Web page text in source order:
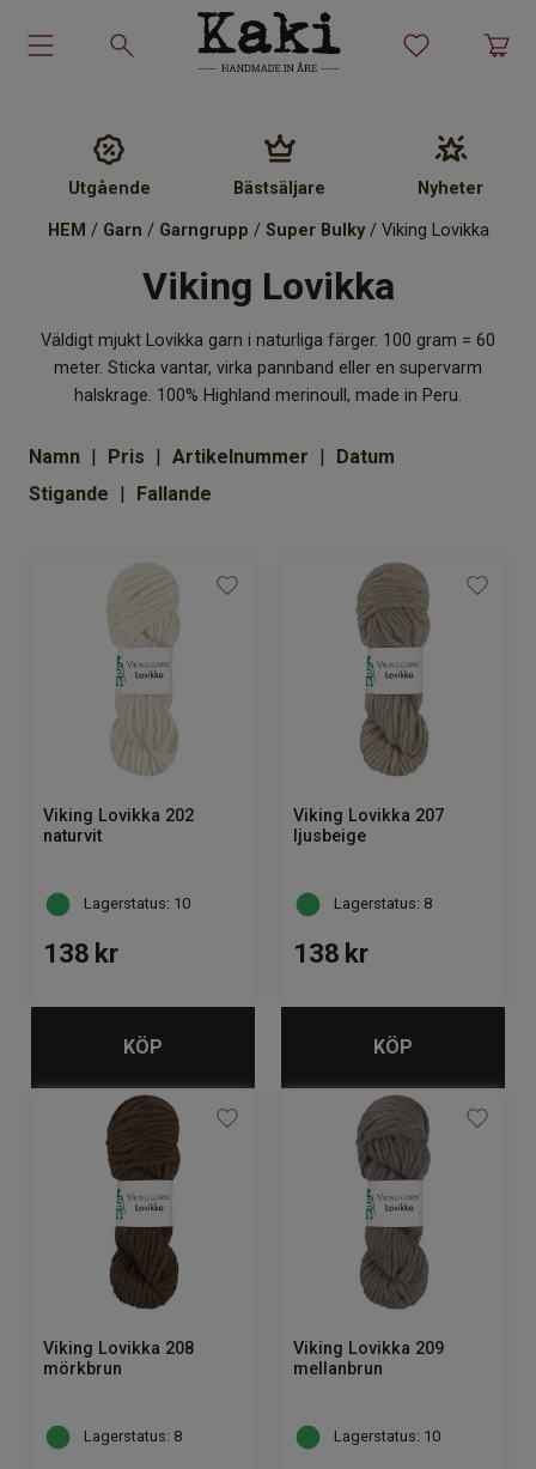
Garn
Stickmönster
Ullprodukter
Kakiskolan
Utgående Bästsäljare Nyheter
HEM / Garn / Garngrupp / Super Bulky/ Viking Lovikka
Viking Lovikka
Väldigt mjukt Lovikka garn i naturliga färger. 100 gram = 60
meter. Sticka vantar, virka pannband eller en supervarm
halskrage. 100% Highland merinoull, made in Peru.
Namn Pris Artikelnummer
Datum
Stigande
Fallande
Viking Lovikka 202
naturvit
Lagerstatus: 10
138 kr
KÖP
Viking Lovikka 207
ljusbeige
Lagerstatus: 8
138 kr
KÖP
Viking Lovikka 208
mörkbrun
Lagerstatus: 8
Viking Lovikka 209
mellanbrun
Lagerstatus: 10